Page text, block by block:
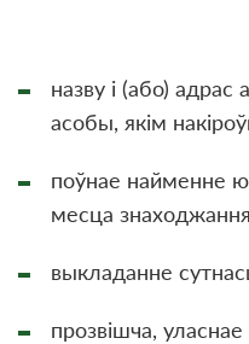
назву і (або) адрас
асобы, якім
поўнае найменне
месца
выкладанне
прозвішча,